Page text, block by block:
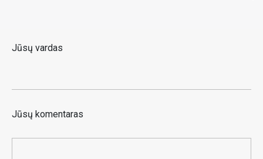
Jūsų vardas
Jūsų komentaras